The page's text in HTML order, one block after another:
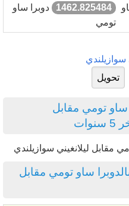
1462.825484
دوبرا ساو
تومي
سوازيلندي
ساو تومي مقابل
ساو تومي مقابل